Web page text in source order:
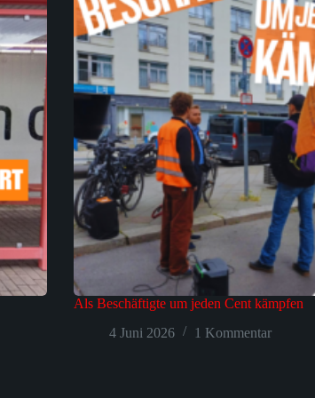
Als Beschäftigte um jeden Cent kämpfen
4 Juni 2026
1 Kommentar